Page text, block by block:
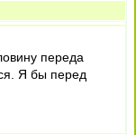
переда
Я бы перед